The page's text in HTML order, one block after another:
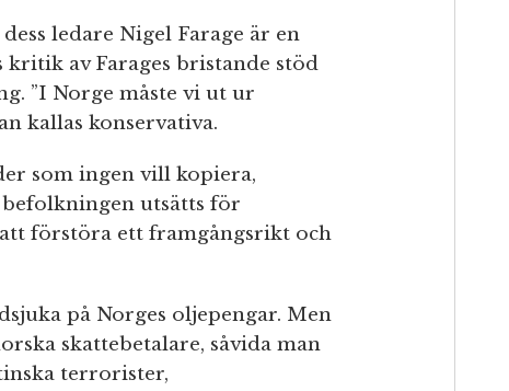
ledare Nigel Farage är en
av Farages bristande stöd
”I Norge måste vi ut ur
kallas konservativa.
som ingen vill kopiera,
befolkningen utsätts för
förstöra ett framgångsrikt och
på Norges oljepengar. Men
skattebetalare, såvida man
terrorister,